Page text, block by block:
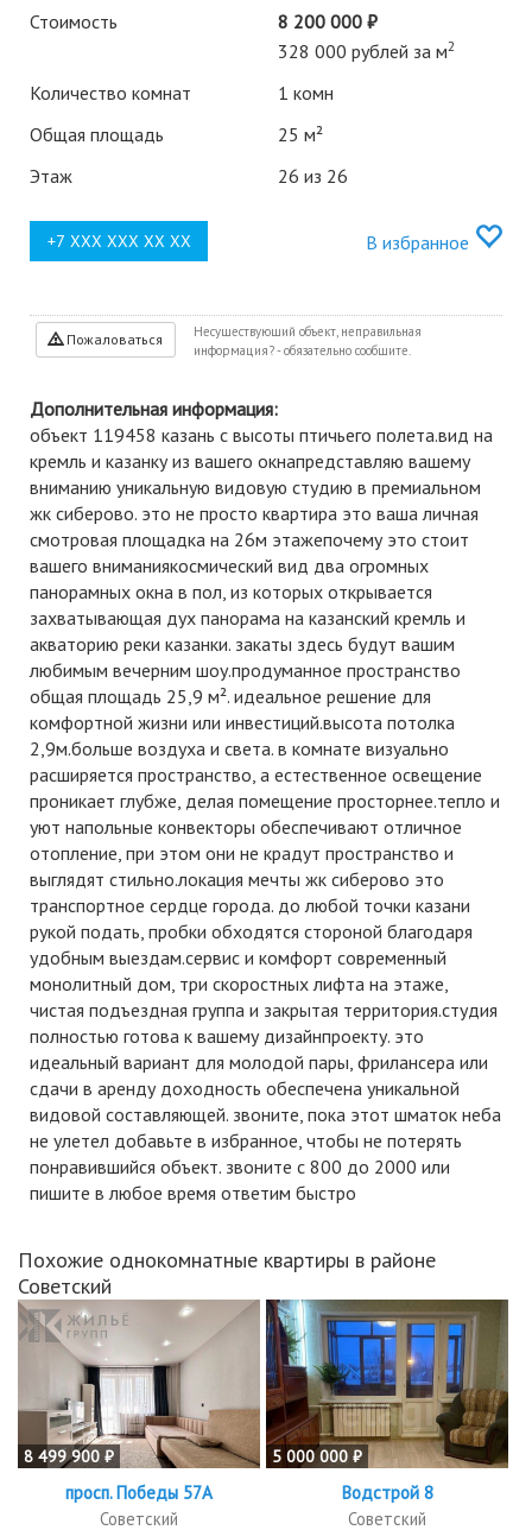
Стоимость
8 200 000 ₽
328 000 рублей за м2
Количество комнат
1 комн
Общая площадь
25 м²
Этаж
26 из 26
В избранное
Пожаловаться
Несуществующий объект, неправильная
информация? - обязательно сообщите.
Дополнительная информация:
объект 119458 казань с высоты птичьего полета.вид на
кремль и казанку из вашего окнапредставляю вашему
вниманию уникальную видовую студию в премиальном
жк сиберово. это не просто квартира это ваша личная
смотровая площадка на 26м этажепочему это стоит
вашего вниманиякосмический вид два огромных
панорамных окна в пол, из которых открывается
захватывающая дух панорама на казанский кремль и
акваторию реки казанки. закаты здесь будут вашим
любимым вечерним шоу.продуманное пространство
общая площадь 25,9 м². идеальное решение для
комфортной жизни или инвестиций.высота потолка
2,9м.больше воздуха и света. в комнате визуально
расширяется пространство, а естественное освещение
проникает глубже, делая помещение просторнее.тепло и
уют напольные конвекторы обеспечивают отличное
отопление, при этом они не крадут пространство и
выглядят стильно.локация мечты жк сиберово это
транспортное сердце города. до любой точки казани
рукой подать, пробки обходятся стороной благодаря
удобным выездам.сервис и комфорт современный
монолитный дом, три скоростных лифта на этаже,
чистая подъездная группа и закрытая территория.студия
полностью готова к вашему дизайнпроекту. это
идеальный вариант для молодой пары, фрилансера или
сдачи в аренду доходность обеспечена уникальной
видовой составляющей. звоните, пока этот шматок неба
не улетел добавьте в избранное, чтобы не потерять
понравившийся объект. звоните с 800 до 2000 или
пишите в любое время ответим быстро
Похожие однокомнатные квартиры в районе
Советский
8 499 900 ₽
просп. Победы 57А
Советский
5 000 000 ₽
Водстрой 8
Советский